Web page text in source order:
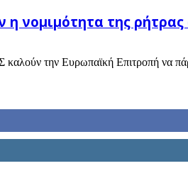
νομιμότητα της
την Ευρωπαϊκή Επιτροπή να